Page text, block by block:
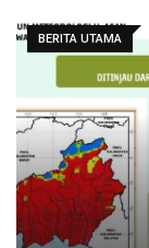
BERITA UTAMA